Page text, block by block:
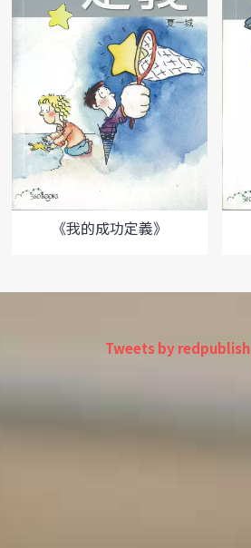
《我的成功定義》
Tweets by redpublish